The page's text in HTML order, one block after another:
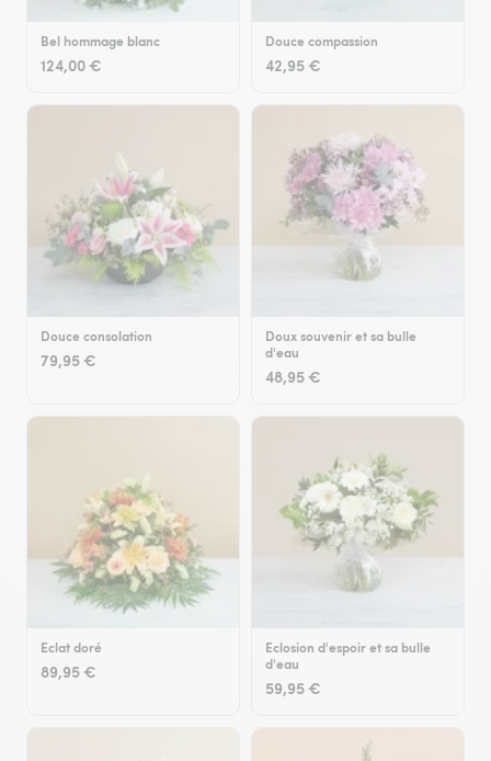
Bel hommage blanc
124,00 €
Douce compassion
42,95 €
Douce consolation
79,95 €
Doux souvenir et sa bulle
d'eau
48,95 €
Eclat doré
89,95 €
Eclosion d'espoir et sa bulle
d'eau
59,95 €